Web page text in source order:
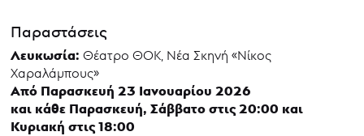
Παραστάσεις
Λευκωσία:Θέατρο ΘΟΚ, Νέα Σκηνή «Νίκος
Χαραλάμπους»
Από Παρασκευή 23 Ιανουαρίου 2026
και κάθε Παρασκευή, Σάββατο στις 20:00 και
Κυριακή στις 18:00